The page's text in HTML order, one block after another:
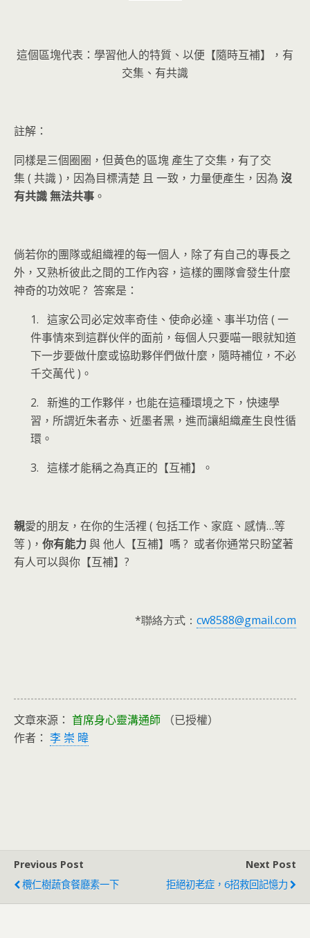
這個區塊代表：學習他人的特質、以便【隨時互補】，有
交集、有共識
註解：
同樣是三個圈圈，但黃色的區塊 產生了交集，有了交
集 ( 共識 )，因為目標清楚 且 一致，力量便產生，因為 沒
有共識無法共事 。
倘若你的團隊或組織裡的每一個人，除了有自己的專長之
外，又熟析彼此之間的工作內容，這樣的團隊會發生什麼
神奇的功效呢 ? 答案是：
1. 這家公司必定效率奇佳、使命必達、事半功倍 ( 一
件事情來到這群伙伴的面前，每個人只要喵一眼就知道
下一步要做什麼或協助夥伴們做什麼，隨時補位，不必
千交萬代 )。
2. 新進的工作夥伴，也能在這種環境之下，快速學
習，所謂近朱者赤、近墨者黑，進而讓組織產生良性循
環。
3. 這樣才能稱之為真正的【互補】。
親愛的朋友，在你的生活裡 ( 包括工作、家庭、感情…等
等 )， 你有能力 與 他人【互補】嗎 ? 或者你通常只盼望著
有人可以與你【互補】?
*聯絡方式： cw8588@gmail.com
文章來源： 首席身心靈溝通師
（已授權）
作者： 李 崇 暐
Previous Post
欖仁樹蔬食餐廳素一下
Next Post
拒絕初老症，6招救回記憶力